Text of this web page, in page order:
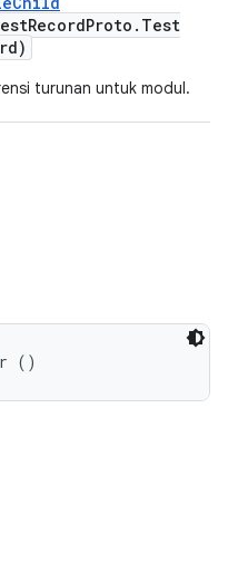
RecordProto . Test
turunan untuk modul.
()